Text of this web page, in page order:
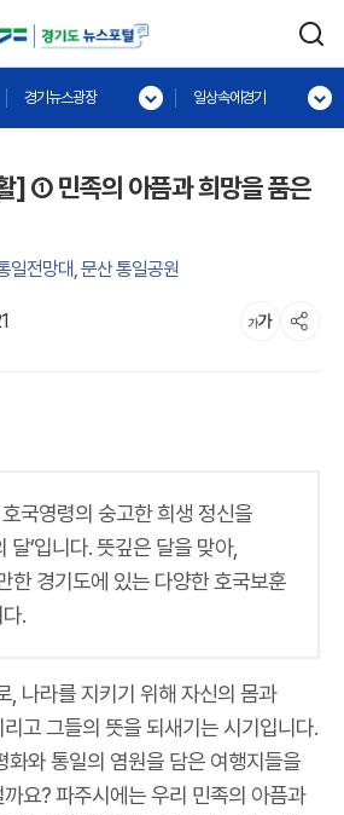
경기뉴스광장 일상속에경기
] ① 민족의 아픔과 희망을 품은
일전망대, 문산 통일공원
국영령의 숭고한 희생 정신을
달’입니다. 뜻깊은 달을 맞아,
한 경기도에 있는 다양한 호국보훈
.
, 나라를 지키기 위해 자신의 몸과
고 그들의 뜻을 되새기는 시기입니다.
화와 통일의 염원을 담은 여행지들을
요? 파주시에는 우리 민족의 아픔과